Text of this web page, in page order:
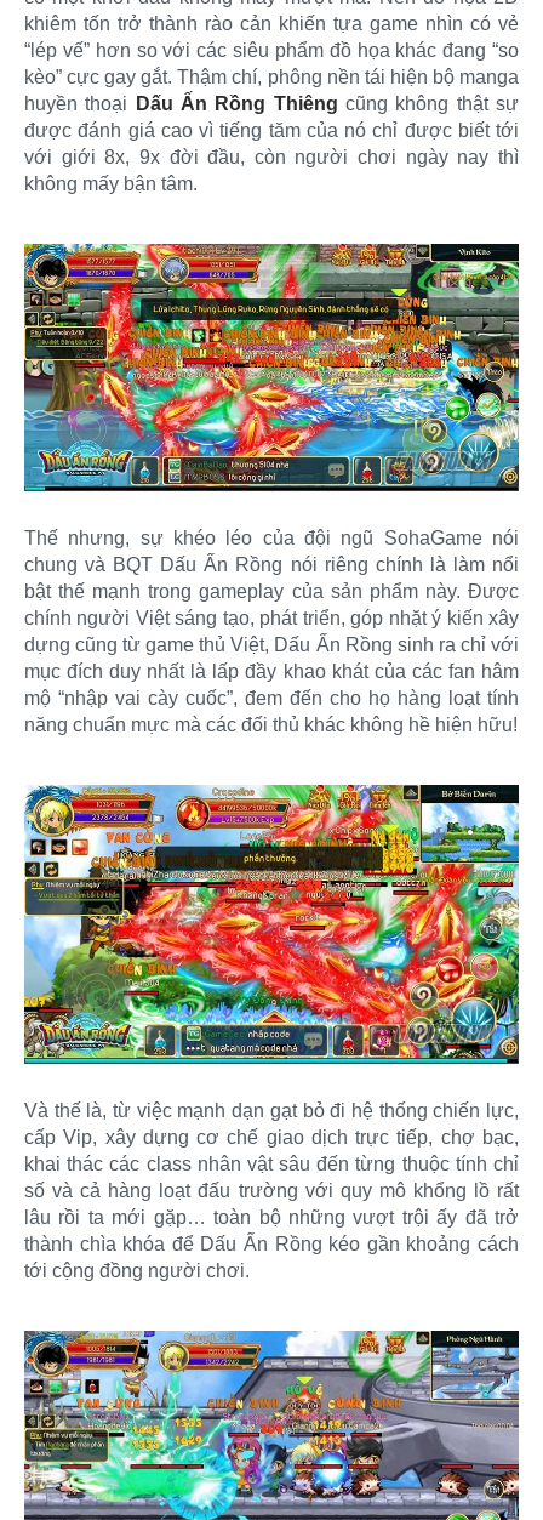
khiêm tốn trở thành rào cản khiến tựa game nhìn có vẻ
“lép vế” hơn so với các siêu phẩm đồ họa khác đang “so
kèo” cực gay gắt. Thậm chí, phông nền tái hiện bộ manga
huyền thoại
Dấu Ấn Rồng Thiêng cũng không thật sự
được đánh giá cao vì tiếng tăm của nó chỉ được biết tới
với giới 8x, 9x đời đầu, còn người chơi ngày nay thì
không mấy bận tâm.
Thế nhưng, sự khéo léo của đội ngũ SohaGame nói
chung và BQT Dấu Ấn Rồng nói riêng chính là làm nổi
bật thế mạnh trong gameplay của sản phẩm này. Được
chính người Việt sáng tạo, phát triển, góp nhặt ý kiến xây
dựng cũng từ game thủ Việt, Dấu Ấn Rồng sinh ra chỉ với
mục đích duy nhất là lấp đầy khao khát của các fan hâm
mộ “nhập vai cày cuốc”, đem đến cho họ hàng loạt tính
năng chuẩn mực mà các đối thủ khác không hề hiện hữu!
Và thế là, từ việc mạnh dạn gạt bỏ đi hệ thống chiến lực,
cấp Vip, xây dựng cơ chế giao dịch trực tiếp, chợ bạc,
khai thác các class nhân vật sâu đến từng thuộc tính chỉ
số và cả hàng loạt đấu trường với quy mô khổng lồ rất
lâu rồi ta mới gặp… toàn bộ những vượt trội ấy đã trở
thành chìa khóa để Dấu Ấn Rồng kéo gần khoảng cách
tới cộng đồng người chơi.